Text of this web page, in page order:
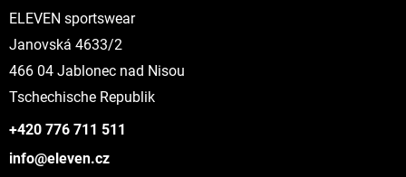
ELEVEN sportswear
Janovská 4633/2
466 04 Jablonec nad Nisou
Tschechische Republik
+420 776 711 511
info@eleven.cz